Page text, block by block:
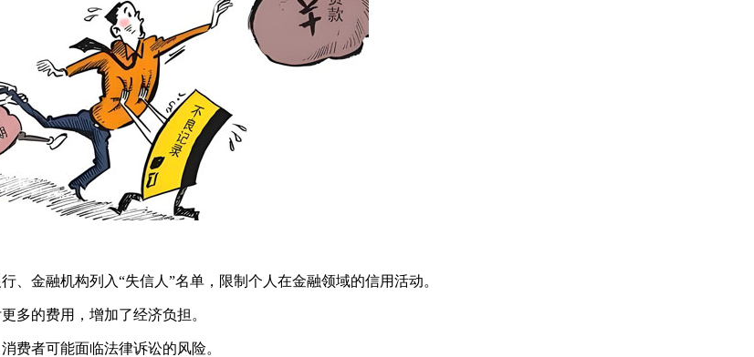
金融机构列入“失信人”名单，限制个人在金融领域的信用活动。
多的费用，增加了经济负担。
费者可能面临法律诉讼的风险。